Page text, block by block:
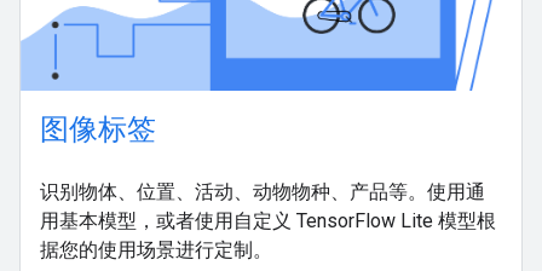
图像标签
识别物体、位置、活动、动物物种、产品等。使用通
用基本模型，或者使用自定义 TensorFlow Lite 模型根
据您的使用场景进行定制。